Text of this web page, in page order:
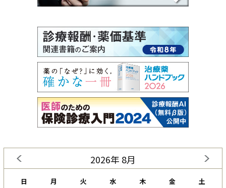
2026年 8月
日 月 火 水 木 金 土